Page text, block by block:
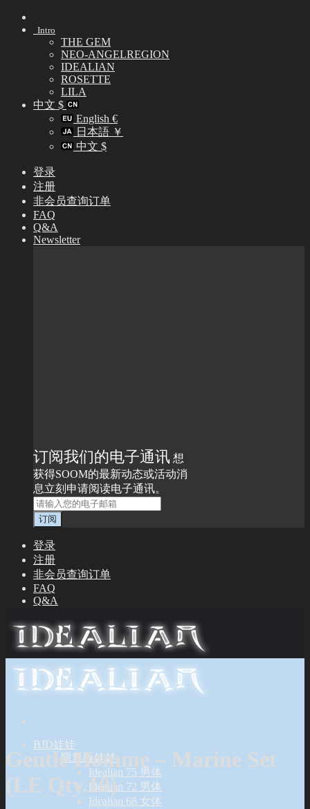
Skip
Intro
THE GEM
NEO-ANGELREGION
IDEALIAN
ROSETTE
LILA
中文 $
English €
日本語 ￥
中文 $
登录
注册
非会员查询订单
FAQ
Q&A
Newsletter
订阅我们的电子通讯 想
获得SOOM的最新动态或活动消
息立刻申请阅读电子通讯。
登录
注册
非会员查询订单
FAQ
Q&A
BJD娃娃
限量版娃娃
Idealian 75 男体
Idealian 72 男体
Idealian 68 女体
Gentle Homme – Marine Set
(LE Qty.10)